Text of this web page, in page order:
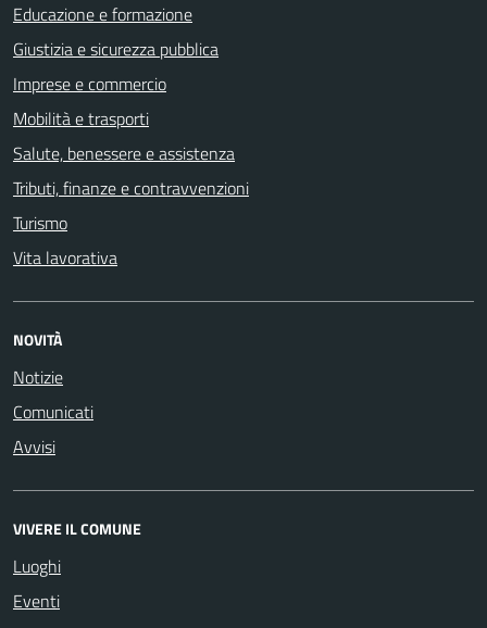
Educazione e formazione
Giustizia e sicurezza pubblica
Imprese e commercio
Mobilità e trasporti
Salute, benessere e assistenza
Tributi, finanze e contravvenzioni
Turismo
Vita lavorativa
NOVITÀ
Notizie
Comunicati
Avvisi
VIVERE IL COMUNE
Luoghi
Eventi